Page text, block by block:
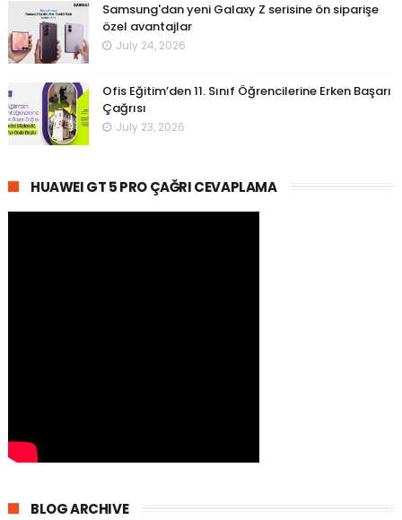
Samsung'dan yeni Galaxy Z serisine ön siparişe
özel avantajlar
July 24, 2026
Ofis Eğitim’den 11. Sınıf Öğrencilerine Erken Başarı
Çağrısı
July 23, 2026
HUAWEI GT 5 PRO ÇAĞRI CEVAPLAMA
BLOG ARCHIVE